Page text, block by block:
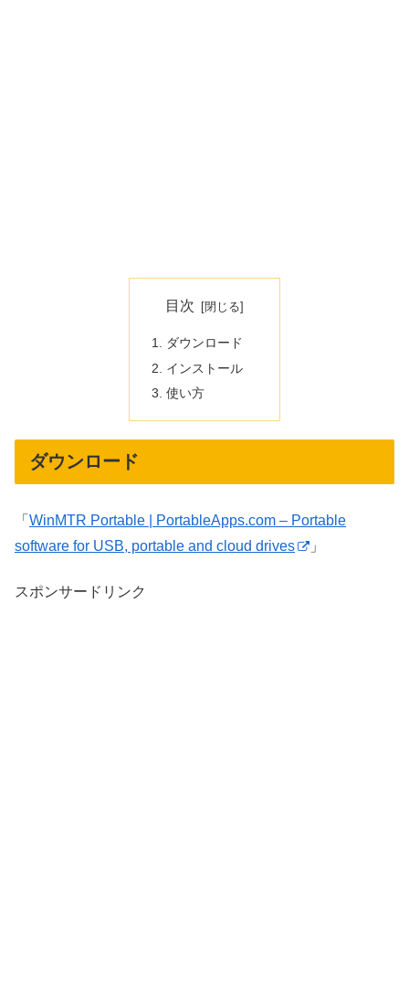
目次
ダウンロード
インストール
使い方
ダウンロード
「 WinMTR Portable | PortableApps.com – Portable
software for USB, portable and cloud drives
」
スポンサードリンク